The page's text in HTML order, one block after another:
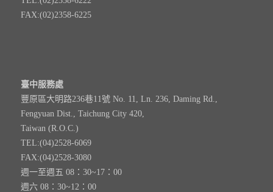
FAX:(02)2358-6225
臺中服務處
豐原區大明路236巷11號 No. 11, Ln. 236, Daming Rd.,
Fengyuan Dist., Taichung City 420,
Taiwan (R.O.C.)
TEL:(04)2528-6069
FAX:(04)2528-3080
週一至週五 08：30~17：00
週六 08：30~12：00